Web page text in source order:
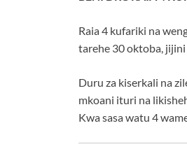
Raia 4 kufariki na
tarehe 30 oktoba,
Duru za kiserkali na
mkoani ituri na
Kwa sasa watu 4